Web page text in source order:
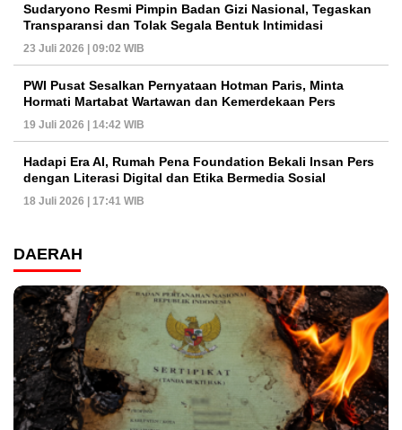
Sudaryono Resmi Pimpin Badan Gizi Nasional, Tegaskan
Transparansi dan Tolak Segala Bentuk Intimidasi
23 Juli 2026 | 09:02 WIB
PWI Pusat Sesalkan Pernyataan Hotman Paris, Minta
Hormati Martabat Wartawan dan Kemerdekaan Pers
19 Juli 2026 | 14:42 WIB
Hadapi Era AI, Rumah Pena Foundation Bekali Insan Pers
dengan Literasi Digital dan Etika Bermedia Sosial
18 Juli 2026 | 17:41 WIB
DAERAH